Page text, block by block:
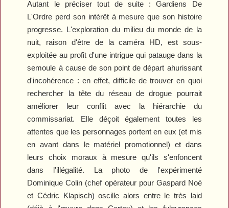
Autant le préciser tout de suite :Gardiens De
L'Ordre perd son intérêt à mesure que son histoire
progresse. L'exploration du milieu du monde de la
nuit, raison d'être de la caméra HD, est sous-
exploitée au profit d'une intrigue qui patauge dans la
semoule à cause de son point de départ ahurissant
d'incohérence : en effet, difficile de trouver en quoi
rechercher la tête du réseau de drogue pourrait
améliorer leur conflit avec la hiérarchie du
commissariat. Elle déçoit également toutes les
attentes que les personnages portent en eux (et mis
en avant dans le matériel promotionnel) et dans
leurs choix moraux à mesure qu'ils s'enfoncent
dans l'illégalité. La photo de l'expérimenté
Dominique Colin (chef opérateur pour Gaspard Noé
et Cédric Klapisch) oscille alors entre le très laid